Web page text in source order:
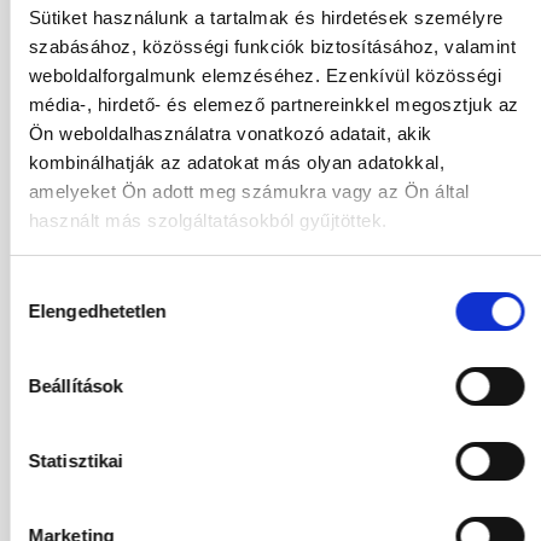
Sütiket használunk a tartalmak és hirdetések személyre
szabásához, közösségi funkciók biztosításához, valamint
weboldalforgalmunk elemzéséhez. Ezenkívül közösségi
média-, hirdető- és elemező partnereinkkel megosztjuk az
Ön weboldalhasználatra vonatkozó adatait, akik
kombinálhatják az adatokat más olyan adatokkal,
amelyeket Ön adott meg számukra vagy az Ön által
használt más szolgáltatásokból gyűjtöttek.
kiválasztása
Elengedhetetlen
Beállítások
Statisztikai
Marketing
02.10.2026 - 11.10.2026(9 Éjszaka)
Budapest
Járatinformációk
ECO WITHOUT BALCONY DOUBLE ROOM
Ultra All Inclusive
880 928HUF
2Felnőttek,0 Gyermekek Kiválasztás
ECO WITHOUT BALCONY DOUBLE ROOM
767 514HUF